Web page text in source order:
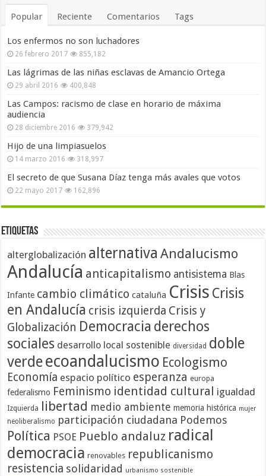
Popular Reciente Comentarios Tags
Los enfermos no son luchadores
26 febrero 2017 855,182
Las lágrimas de las niñas esclavas de Amancio Ortega
29 abril 2016 400,848
Las Campos: racismo de clase en horario de máxima
audiencia
28 diciembre 2016 379,942
Hijo de una limpiasuelos
14 marzo 2016 318,997
El secreto de que Susana Díaz tenga más avales que votos
22 mayo 2017 162,896
Etiquetas
alterglobalización alternativa Andalucismo
Andalucía anticapitalismo antisistema Blas
Infante cambio climático cataluña Crisis Crisis
en Andalucía crisis izquierda Crisis y
Globalización Democracia derechos
sociales desarrollo local sostenible diversidad doble
verdeecoandalucismo Ecologismo
Economía espacio político esperanza europa
federalismo Feminismo identidad cultural igualdad
Izquierda libertad medio ambiente memoria histórica mujer
neoliberalismo participación ciudadana Podemos
Política PSOE Pueblo andaluz radical
democracia renovables republicanismo
resistencia solidaridad urbanismo sostenible